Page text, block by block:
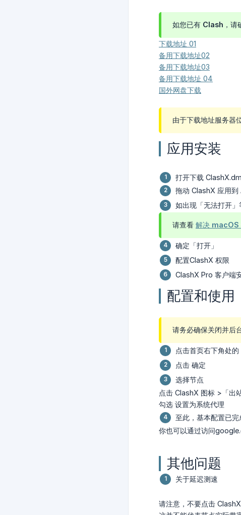
如您已有 Clash，请
下载地址 01
备用下载地址02
备用下载地址03
备用下载地址 04
国外网盘下载
由于下载地址服务器
应用安装
打开下载
拖动 ClashX 应用
如出现「无法打开」
请查看 解决 macOS
确定「打开」
配置ClashX 权限
ClashX Pro 客户端
配置和使用
请务必确保关闭并后
点击首页右下角处
点击 确定
选择节点
点击 ClashX 图标 >「出
勾选 设置为系统代理
至此，基本配置已完
你也可以通过访问
其他问题
关于延迟测速
请注意，不要点击